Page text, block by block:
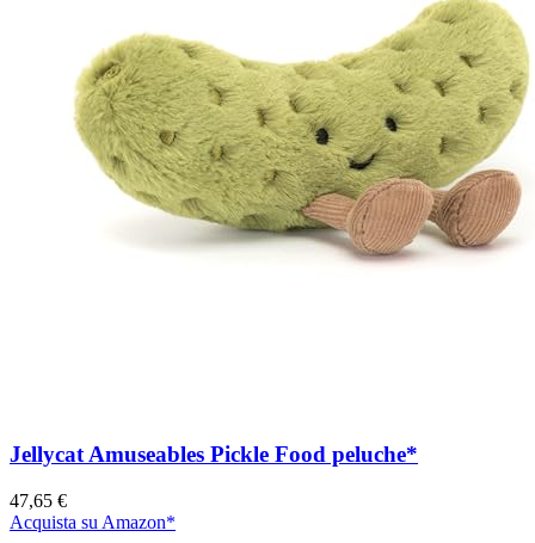
Jellycat Amuseables Pickle Food peluche*
47,65 €
Acquista su Amazon*